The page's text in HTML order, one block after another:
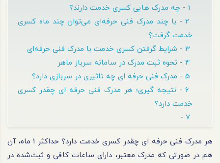
2 - با چند مدرک فنی حرفه‌ای می‌توان چند ماه کسری
خدمت گرفت؟
6 - نتیجه گیری؛ هر مدرک فنی حرفه ای چقدر کسری
خدمت دارد؟
هر مدرک فنی حرفه ای چقدر کسری خدمت دارد؟ حداکثر 1 ماه، آن
هم در صورتی که مدرک معتبر، دارای ساعات کافی و ثبت‌شده در